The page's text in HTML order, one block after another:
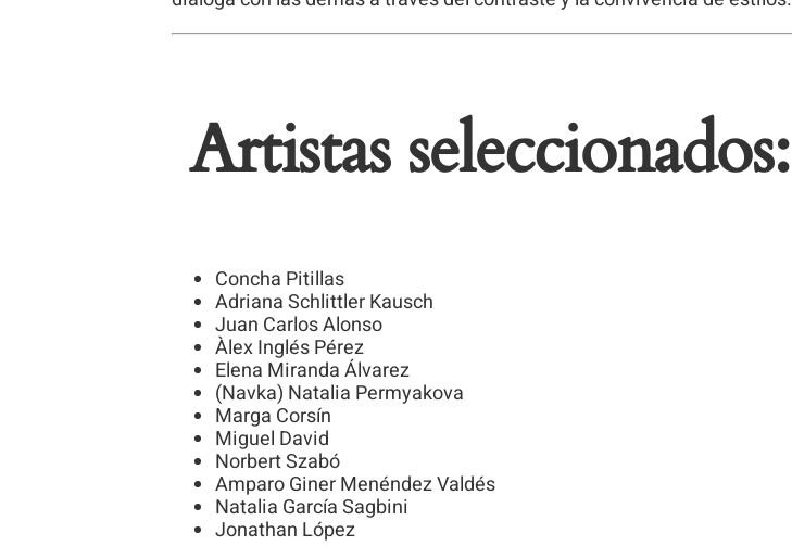
‍Artistas seleccionados:
Concha Pitillas
Adriana Schlittler Kausch
Juan Carlos Alonso
Àlex Inglés Pérez
Elena Miranda Álvarez
(Navka) Natalia Permyakova
Marga Corsín
Miguel David
Norbert Szabó
Amparo Giner Menéndez Valdés
Natalia García Sagbini
Jonathan López